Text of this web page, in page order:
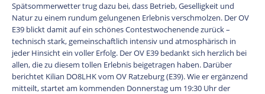
Spätsommerwetter trug dazu bei, dass Betrieb, Geselligkeit und
Natur zu einem rundum gelungenen Erlebnis verschmolzen. Der OV
E39 blickt damit auf ein schönes Contestwochenende zurück –
technisch stark, gemeinschaftlich intensiv und atmosphärisch in
jeder Hinsicht ein voller Erfolg. Der OV E39 bedankt sich herzlich bei
allen, die zu diesem tollen Erlebnis beigetragen haben. Darüber
berichtet Kilian DO8LHK vom OV Ratzeburg (E39). Wie er ergänzend
mitteilt, startet am kommenden Donnerstag um 19:30 Uhr der